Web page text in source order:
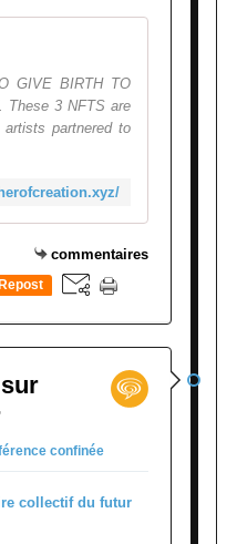
GIVE BIRTH TO
These 3 NFTS are
partnered to
commentaires
Repost
confinée